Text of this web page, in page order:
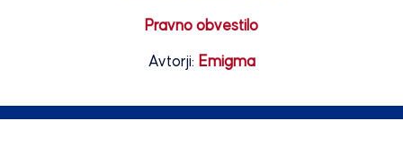
Pravno obvestilo
Avtorji: Emigma